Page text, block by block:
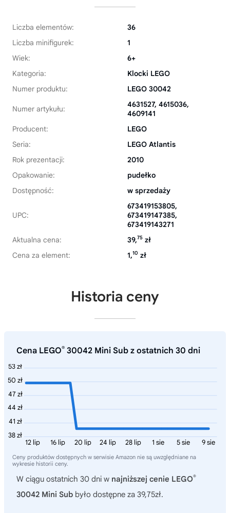
Liczba elementów:
36
Liczba minifigurek:
1
Wiek:
6+
Kategoria:
Klocki LEGO
Numer produktu:
LEGO 30042
Numer artykułu:
4631527, 4615036,
4609141
Producent:
LEGO
Seria:
LEGO Atlantis
Rok prezentacji:
2010
Opakowanie:
pudełko
Dostępność:
w sprzedaży
UPC:
673419153805,
673419147385,
673419143271
Aktualna cena:
39,75 zł
Cena za element:
1,10 zł
Historia ceny
Cena LEGO® 30042 Mini Sub z ostatnich 30 dni
53 zł
50 zł
47 zł
44 zł
41 zł
38 zł
9 sie
5 sie
1 sie
28 lip
24 lip
20 lip
16 lip
12 lip
Ceny produktów dostępnych w serwisie Amazon nie są uwzględniane na
wykresie historii ceny.
W ciągu ostatnich 30 dni w najniższej cenie LEGO®
30042 Mini Sub było dostępne za 39,75zł.